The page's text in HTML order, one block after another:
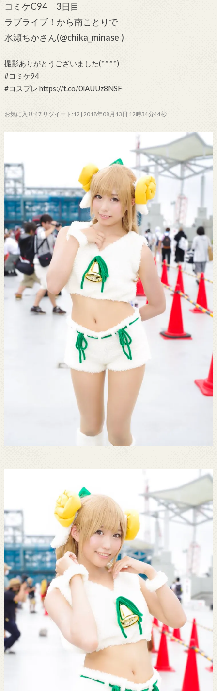
コミケC94 3日目
ラブライブ！から南ことりで
水瀬ちかさん(@chika_minase )
撮影ありがとうございました(*^^*)
#コミケ94
#コスプレ https://t.co/0lAUUz8NSF
お気に入り:47 リツイート:12 | 2018年08月13日 12時34分44秒